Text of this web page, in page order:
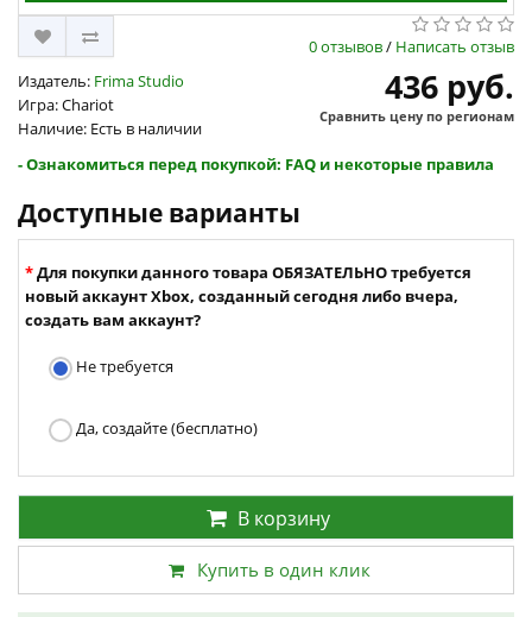
0 отзывов/ Написать отзыв
Издатель: Frima Studio
Игра: Chariot
Наличие: Есть в наличии
436 руб.
Сравнить цену по регионам
- Ознакомиться перед покупкой: FAQ и некоторые правила
Доступные варианты
Для покупки данного товара ОБЯЗАТЕЛЬНО требуется
новый аккаунт Xbox, созданный сегодня либо вчера,
создать вам аккаунт?
Не требуется
Да, создайте (бесплатно)
В корзину
Купить в один клик